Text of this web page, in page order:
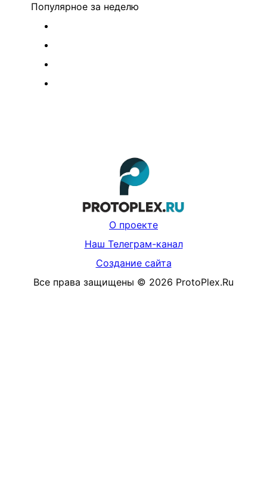
Популярное за неделю
О проекте
Наш Телеграм-канал
Создание сайта
Все права защищены © 2026 ProtoPlex.Ru